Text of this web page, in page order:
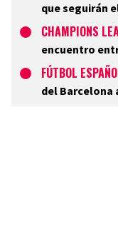
que seguirán
CHAMPIONS
encuentro
FÚTBOL
del Barcelona